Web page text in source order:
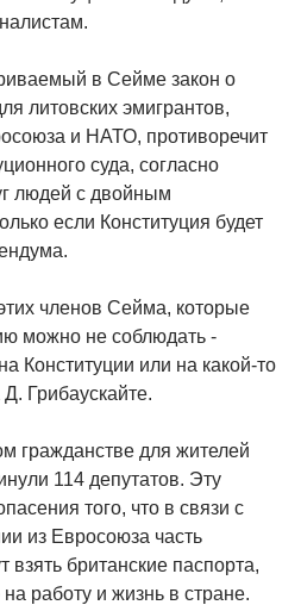
в Сейме закон о
литовских эмигрантов,
и НАТО, противоречит
суда, согласно
людей с двойным
если Конституция будет
членов Сейма, которые
можно не соблюдать -
Конституции или на какой-то
Д. Грибаускайте.
гражданстве для жителей
114 депутатов. Эту
того, что в связи с
из Евросоюза часть
взять британские паспорта,
работу и жизнь в стране.